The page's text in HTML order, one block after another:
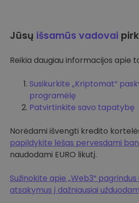
Jūsų išsamūs vadovai
Reikia daugiau informacijos apie
Susikurkite „Kriptomat“
programėlę
Patvirtinkite savo tapatybę
Norėdami išvengti kredito
papildykite lėšas pervesdami
naudodami EURO likutį.
Sužinokite apie „Web3“
atsakymus į dažniausiai